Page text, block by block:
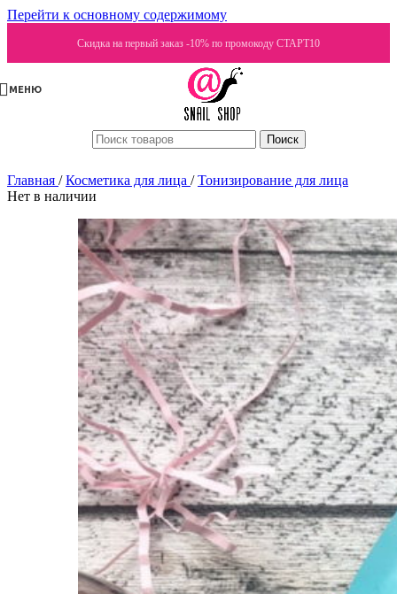
Перейти к основному содержимому
Скидка на первый заказ -10% по промокоду СТАРТ10
МЕНЮ
Поиск
Главная / Косметика для лица / Тонизирование для лица
Нет в наличии